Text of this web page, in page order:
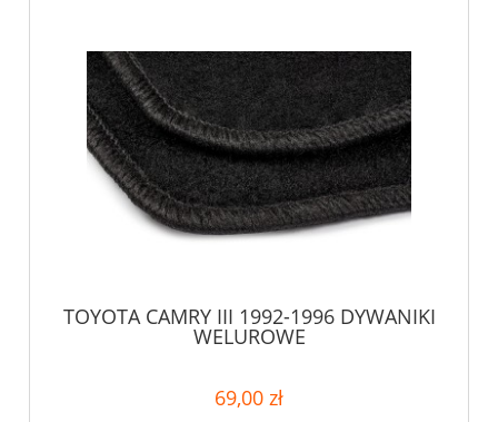
TOYOTA CAMRY III 1992-1996 DYWANIKI
WELUROWE
69,00 zł